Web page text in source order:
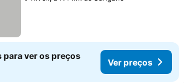
para ver os preços
Ver preços